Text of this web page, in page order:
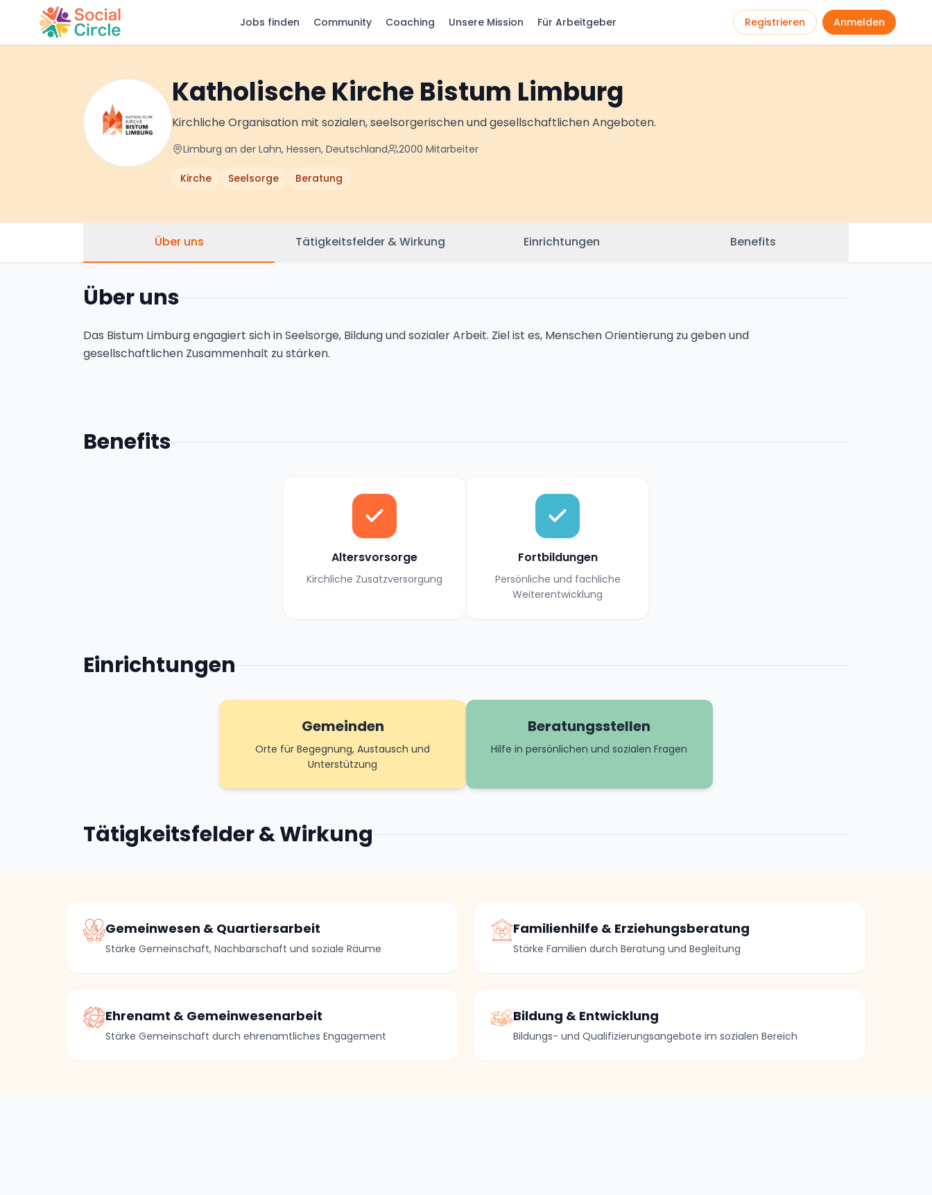
Social Circle Jobs finden Community Coaching Unsere Mission Für Arbeitgeber Registrieren Anmelden
Katholische Kirche Bistum Limburg
Kirchliche Organisation mit sozialen, seelsorgerischen und gesellschaftlichen Angeboten.
Limburg an der Lahn, Hessen, Deutschland 2000 Mitarbeiter
Kirche Seelsorge Beratung
Über uns Tätigkeitsfelder & Wirkung Einrichtungen Benefits
Über uns
Das Bistum Limburg engagiert sich in Seelsorge, Bildung und sozialer Arbeit. Ziel ist es, Menschen Orientierung zu geben und
gesellschaftlichen Zusammenhalt zu stärken.
Benefits
Altersvorsorge
Kirchliche Zusatzversorgung
Fortbildungen
Persönliche und fachliche
Weiterentwicklung
Einrichtungen
Gemeinden
Orte für Begegnung, Austausch und
Unterstützung
Beratungsstellen
Hilfe in persönlichen und sozialen Fragen
Tätigkeitsfelder & Wirkung
Gemeinwesen & Quartiersarbeit
Stärke Gemeinschaft, Nachbarschaft und soziale Räume
Familienhilfe & Erziehungsberatung
Stärke Familien durch Beratung und Begleitung
Ehrenamt & Gemeinwesenarbeit
Stärke Gemeinschaft durch ehrenamtliches Engagement
Bildung & Entwicklung
Bildungs- und Qualifizierungsangebote im sozialen Bereich